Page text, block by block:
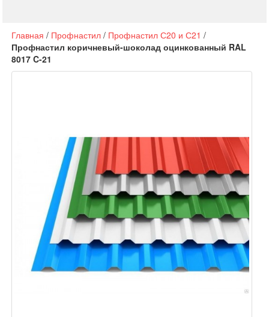
Главная / Профнастил / Профнастил С20 и С21 /
Профнастил коричневый-шоколад оцинкованный RAL
8017 C-21